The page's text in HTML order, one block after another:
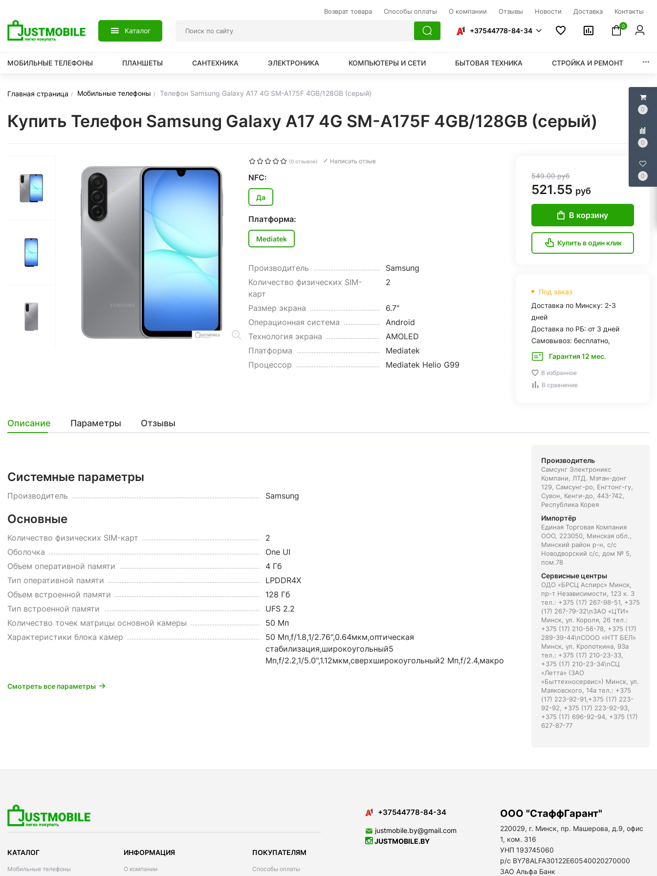
0
0
0
Возврат товара Способы оплаты О компании Отзывы Новости Доставка Контакты
Каталог +37544778-84-34
0
МОБИЛЬНЫЕ ТЕЛЕФОНЫ ПЛАНШЕТЫ САНТЕХНИКА ЭЛЕКТРОНИКА КОМПЬЮТЕРЫ И СЕТИ БЫТОВАЯ ТЕХНИКА СТРОЙКА И РЕМОНТ
Главная страница Мобильные телефоны Телефон Samsung Galaxy A17 4G SM-A175F 4GB/128GB (серый)
Купить Телефон Samsung Galaxy A17 4G SM-A175F 4GB/128GB (серый)
(0 отзывов) Написать отзыв
NFC:
Да
Платформа:
Mediatek
Производитель
Samsung
Количество физических SIM-
карт
2
Размер экрана
6.7"
Операционная система
Android
Технология экрана
AMOLED
Платформа
Mediatek
Процессор
Mediatek Helio G99
549.00руб
521.55 руб
В корзину
Купить в один клик
Под заказ
Доставка по Минску: 2-3
дней
Доставка по РБ: от 3 дней
Самовывоз: бесплатно,
Гарантия 12 мес.
В избранное
В сравнение
Описание Параметры Отзывы
Системные параметры
Производитель Samsung
Основные
Количество физических SIM-карт
2
Оболочка
One UI
Объем оперативной памяти
4 Гб
Тип оперативной памяти
LPDDR4X
Объем встроенной памяти
128 Гб
Тип встроенной памяти
UFS 2.2
Количество точек матрицы основной камеры
50 Мп
Характеристики блока камер
50 Мп,f/1.8,1/2.76",0.64мкм,оптическая
стабилизация,широкоугольный5
Мп,f/2.2,1/5.0",1.12мкм,сверхширокоугольный2 Мп,f/2.4,макро
Смотреть все параметры
Производитель
Самсунг Электроникс
Компани, ЛТД. Мэтан-донг
129, Самсунг-ро, Енгтонг-гу,
Сувон, Кенги-до, 443-742,
Республика Корея
Импортёр
Единая Торговая Компания
ООО, 223050, Минская обл.,
Минский район р-н, с/с
Новодворский с/с, дом № 5,
пом.78
Сервисные центры
ОДО «БРСЦ Аспирс» Минск,
пр-т Независимости, 123 к. 3
тел.: +375 (17) 267-98-51, +375
(17) 267-79-32\nЗАО «ЦТИ»
Минск, ул. Короля, 26 тел.:
+375 (17) 210-56-78, +375 (17)
289-39-44\nСООО «НТТ БЕЛ»
Минск, ул. Кропоткина, 93а
тел.: +375 (17) 210-23-33,
+375 (17) 210-23-34\nСЦ
«Летта» (ЗАО
«Быттехносервис») Минск, ул.
Маяковского, 14а тел.: +375
(17) 223-92-91,+375 (17) 223-
92-92, +375 (17) 223-92-93,
+375 (17) 696-92-94, +375 (17)
627-87-77
КАТАЛОГ
Мобильные телефоны
ИНФОРМАЦИЯ
О компании
ПОКУПАТЕЛЯМ
Способы оплаты
+37544778-84-34
justmobile.by@gmail.com
JUSTMOBILE.BY
ООО "СтаффГарант"
220029, г. Минск, пр. Машерова, д.9, офис
1, ком. 316
УНП 193745060
р/с BY78ALFA30122E60540020270000
ЗАО Альфа Банк